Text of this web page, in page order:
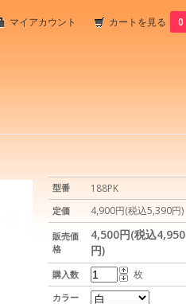
マイアカウント カートを見る
0
型番 188PK
定価 4,900円(税込5,390円)
販売価
格
4,500円(税込4,950
円)
購入数 枚
カラー